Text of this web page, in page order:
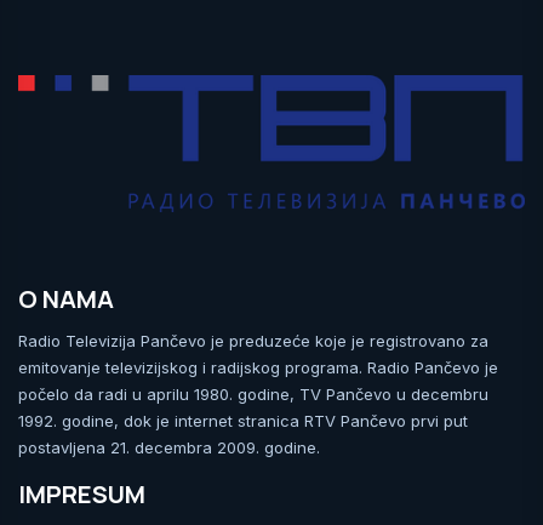
O NAMA
Radio Televizija Pančevo je preduzeće koje je registrovano za
emitovanje televizijskog i radijskog programa. Radio Pančevo je
počelo da radi u aprilu 1980. godine, TV Pančevo u decembru
1992. godine, dok je internet stranica RTV Pančevo prvi put
postavljena 21. decembra 2009. godine.
IMPRESUM